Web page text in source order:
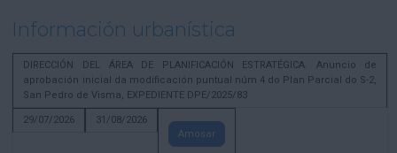
Información urbanística
DIRECCIÓN DEL ÁREA DE PLANIFICACIÓN ESTRATÉGICA. Anuncio de
aprobación inicial da modificación puntual núm 4 do Plan Parcial do S-2,
San Pedro de Visma, EXPEDIENTE DPE/2025/83
29/07/2026
31/08/2026
Amosar